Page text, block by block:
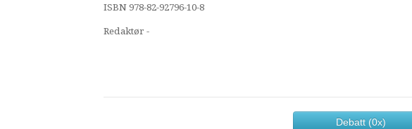
ISBN 978-82-92796-10-8
Redaktør -
Debatt (0x)